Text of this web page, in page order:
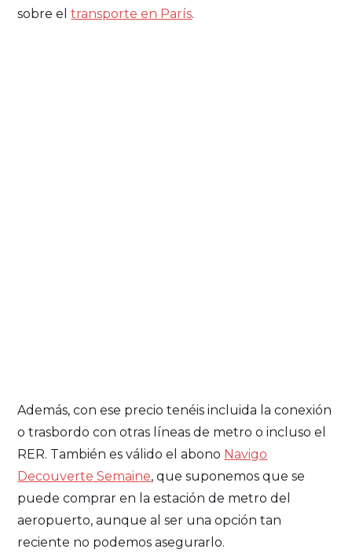
sobre eltransporte en París.
Además, con ese precio tenéis incluida la conexión
o trasbordo con otras líneas de metro o incluso el
RER. También es válido el abono Navigo
Decouverte Semaine, que suponemos que se
puede comprar en la estación de metro del
aeropuerto, aunque al ser una opción tan
reciente no podemos asegurarlo.